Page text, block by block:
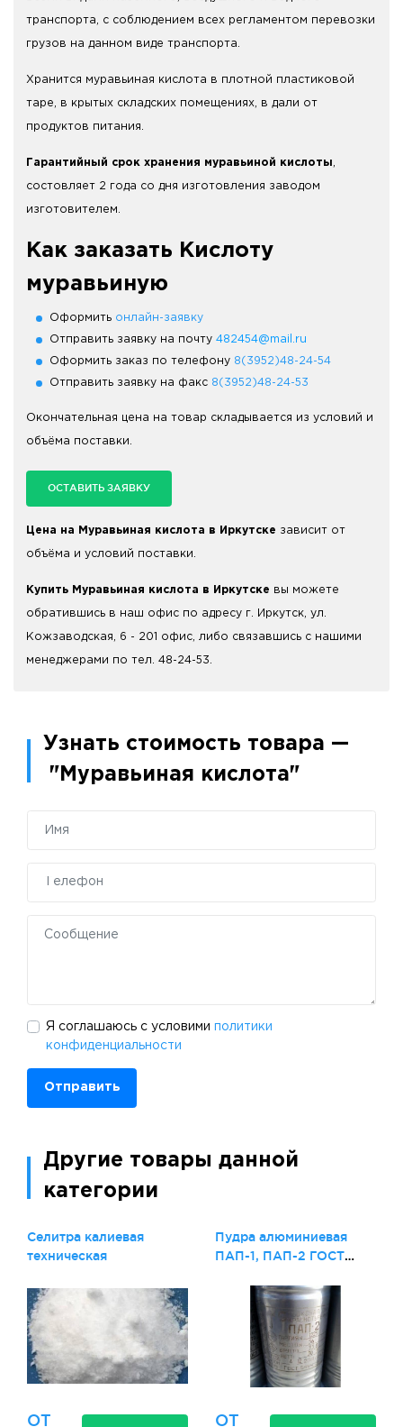
транспорта, с соблюдением всех регламентом перевозки
грузов на данном виде транспорта.
Хранится муравьиная кислота в плотной пластиковой
таре, в крытых складских помещениях, в дали от
продуктов питания.
Гарантийный срок хранения муравьиной кислоты
состовляет 2 года со дня изготовления заводом
изготовителем.
Как заказать Кислоту
муравьиную
Оформить онлайн-заявку
Отправить заявку на почту482454@mail.ru
Оформить заказ по телефону 8(3952)48-24-54
Отправить заявку на факс 8(3952)48-24-53
Окончательная цена на товар складывается из условий и
объёма поставки.
ОСТАВИТЬ ЗАЯВКУ
Цена на Муравьиная кислота в Иркутске зависит от
объёма и условий поставки.
Купить Муравьиная кислота в Иркутске вы можете
обратившись в наш офис по адресу г. Иркутск, ул.
Кожзаводская, 6 - 201 офис, либо связавшись с нашими
менеджерами по тел. 48-24-53.
Узнать стоимость товара —
"Муравьиная кислота"
Я соглашаюсь с условими политики
конфиденциальности
Отправить
Другие товары данной
категории
Селитра калиевая
техническая
ОТ
Пудра алюминиевая
ПАП-1, ПАП-2 ГОСТ
ОТ